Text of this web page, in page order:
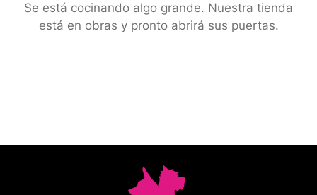
Se está cocinando algo grande. Nuestra tienda
está en obras y pronto abrirá sus puertas.